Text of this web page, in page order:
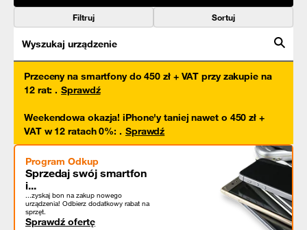
Filtruj Sortuj
Wyszukaj urządzenie
Przeceny na smartfony do 450 zł + VAT przy zakupie na
12 rat: . Sprawdź
Weekendowa okazja! iPhone'y taniej nawet o 450 zł +
VAT w 12 ratach 0%: . Sprawdź
Program Odkup
Sprzedaj swój smartfon
i...
...zyskaj bon na zakup nowego
urządzenia! Odbierz dodatkowy rabat na
sprzęt.
Sprawdź ofertę